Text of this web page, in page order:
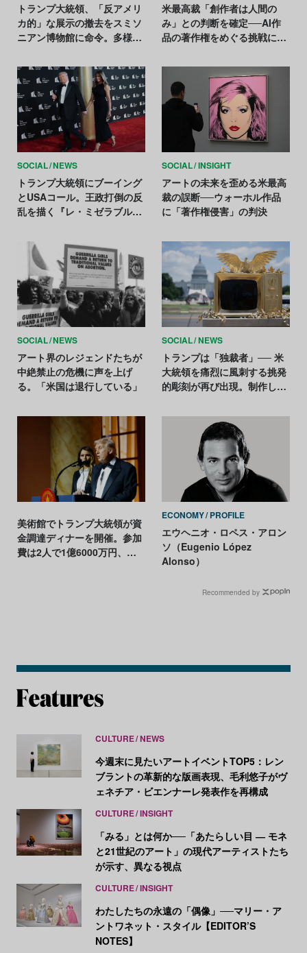
トランプ大統領、「反アメリ
カ的」な展示の撤去をスミソ
ニアン博物館に命令。多様性
米最高裁「創作者は人間の
み」との判断を確定──AI作
品の著作権をめぐる挑戦に終
SOCIAL NEWS
トランプ大統領にブーイング
とUSAコール。王政打倒の反
乱を描く『レ・ミゼラブル』
SOCIAL INSIGHT
アートの未来を歪める米最高
裁の誤断──ウォーホル作品
に「著作権侵害」の判決
SOCIAL NEWS
アート界のレジェンドたちが
中絶禁止の危機に声を上げ
る。「米国は退行している」
SOCIAL NEWS
トランプは「独裁者」── 米
大統領を痛烈に風刺する挑発
的彫刻が再び出現。制作した
美術館でトランプ大統領が資
金調達ディナーを開催。参加
費は2人で1億6000万円、キ
ECONOMY PROFILE
エウヘニオ・ロペス・アロン
ソ（Eugenio López
Alonso）
Recommended by
CULTURE NEWS
今週末に見たいアートイベントTOP5：レン
ブラントの革新的な版画表現、毛利悠子がヴ
ェネチア・ビエンナーレ発表作を再構成
CULTURE INSIGHT
「みる」とは何か──「あたらしい目 ― モネ
と21世紀のアート」の現代アーティストたち
が示す、異なる視点
CULTURE INSIGHT
わたしたちの永遠の「偶像」──マリー・ア
ントワネット・スタイル【EDITOR’S
NOTES】